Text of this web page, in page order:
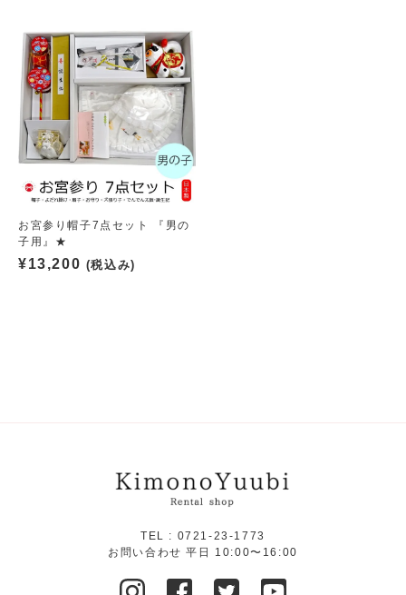
お宮参り帽子7点セット 『男の
子用』★
¥13,200 (税込み)
TEL : 0721-23-1773
お問い合わせ 平日 10:00〜16:00